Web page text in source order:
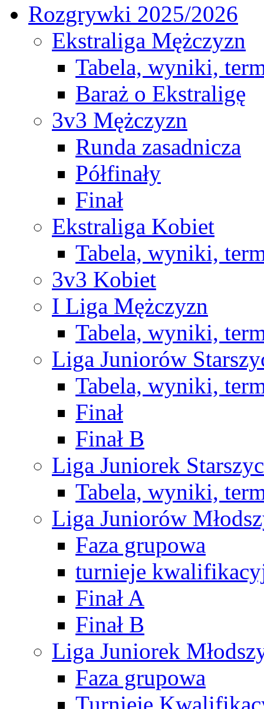
Rozgrywki 2025/2026
Ekstraliga Mężczyzn
Tabela, wyniki,
Baraż o Ekstraligę
3v3 Mężczyzn
Runda zasadnicza
Półfinały
Finał
Ekstraliga Kobiet
Tabela, wyniki,
3v3 Kobiet
I Liga Mężczyzn
Tabela, wyniki,
Liga Juniorów
Tabela, wyniki,
Finał
Finał B
Liga Juniorek
Tabela, wyniki,
Liga Juniorów
Faza grupowa
turnieje
Finał A
Finał B
Liga Juniorek
Faza grupowa
Turnieje